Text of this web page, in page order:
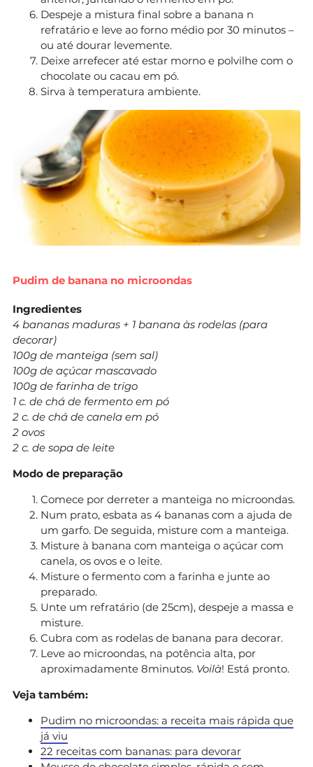
Despeje a mistura final sobre a banana n
refratário e leve ao forno médio por 30 minutos –
ou até dourar levemente.
Deixe arrefecer até estar morno e polvilhe com o
chocolate ou cacau em pó.
Sirva à temperatura ambiente.
Pudim de banana no microondas
Ingredientes
4 bananas maduras + 1 banana às rodelas (para
decorar)
100g de manteiga (sem sal)
100g de açúcar mascavado
100g de farinha de trigo
1 c. de chá de fermento em pó
2 c. de chá de canela em pó
2 ovos
2 c. de sopa de leite
Modo de preparação
Comece por derreter a manteiga no microondas.
Num prato, esbata as 4 bananas com a ajuda de
um garfo. De seguida, misture com a manteiga.
Misture à banana com manteiga o açúcar com
canela, os ovos e o leite.
Misture o fermento com a farinha e junte ao
preparado.
Unte um refratário (de 25cm), despeje a massa e
misture.
Cubra com as rodelas de banana para decorar.
Leve ao microondas, na potência alta, por
aproximadamente 8minutos. Voilà! Está pronto.
Veja também:
Pudim no microondas: a receita mais rápida que
já viu
22 receitas com bananas: para devorar